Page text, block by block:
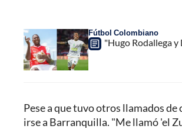
Fútbol Colombiano
"Hugo Rodallega y
Pese a que tuvo otros llamados
irse a Barranquilla. "Me llamó 'el